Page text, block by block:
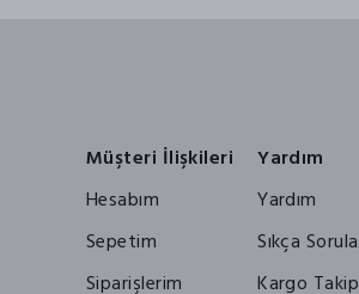
Müşteri İlişkileri
Hesabım
Sepetim
Siparişlerim
Yardım
Yardım
Sıkça
Kargo Takip